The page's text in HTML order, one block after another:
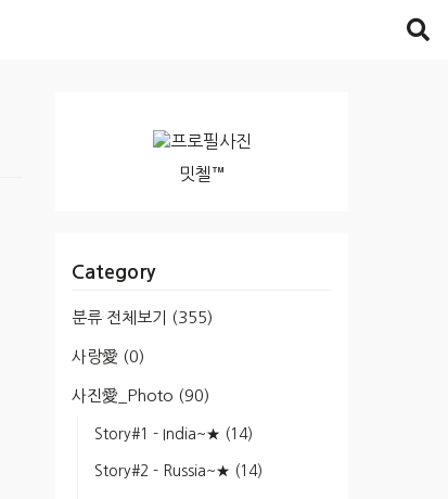
밋첼™
Category
분류 전체보기 (355)
사랑愛 (0)
사진愛_Photo (90)
Story#1 - India~★ (14)
Story#2 - Russia~★ (14)